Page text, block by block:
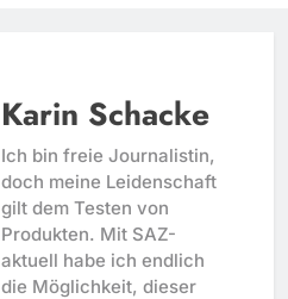
Karin Schacke
Ich bin freie Journalistin,
doch meine Leidenschaft
gilt dem Testen von
Produkten. Mit SAZ-
aktuell habe ich endlich
die Möglichkeit, dieser